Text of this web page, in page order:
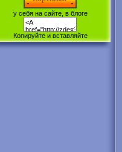
у себя на сайте, в блоге
Копируйте и вставляйте